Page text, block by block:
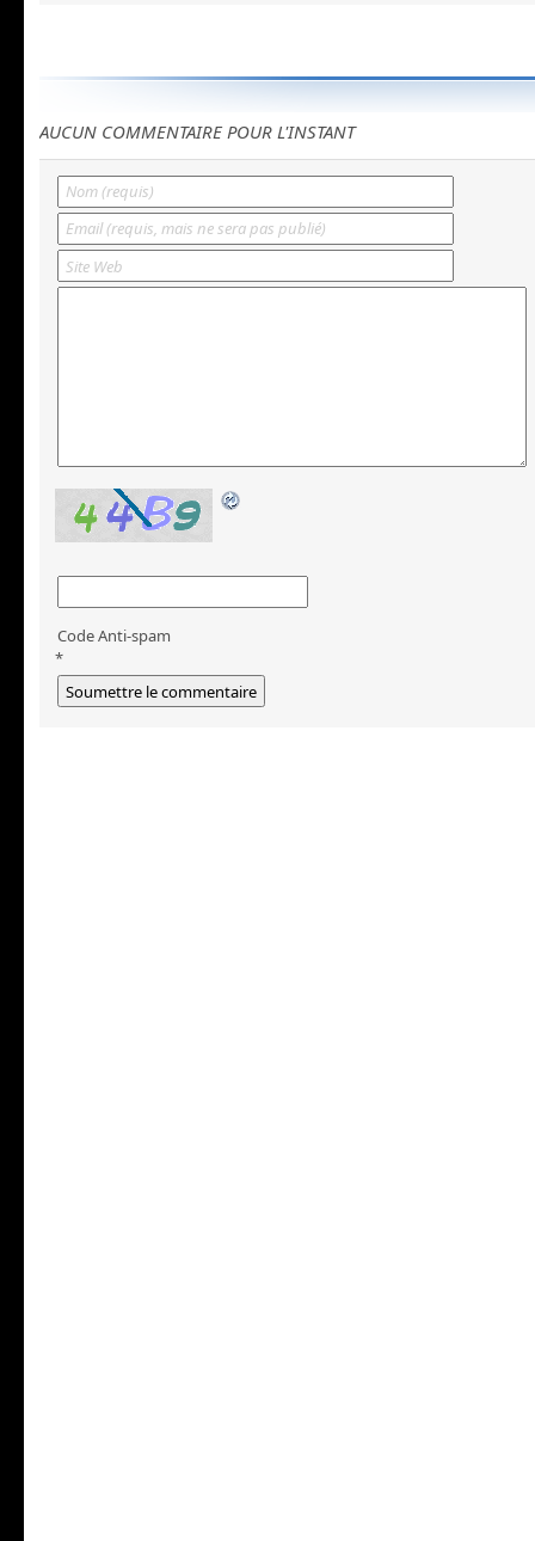
AUCUN COMMENTAIRE POUR L'INSTANT
Code Anti-spam
*